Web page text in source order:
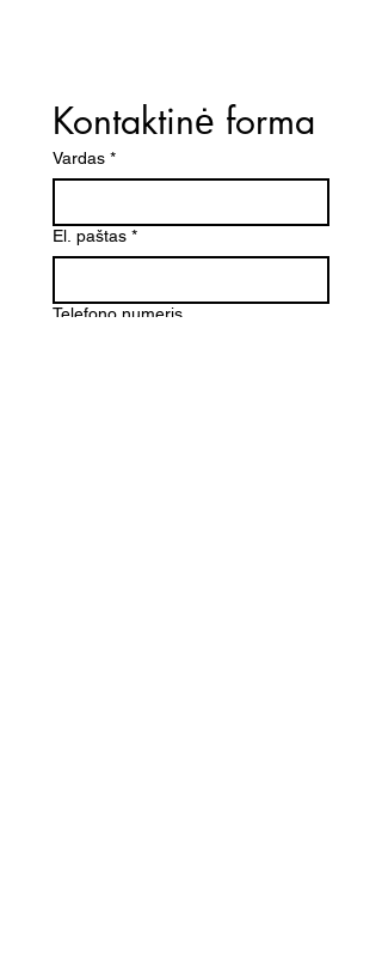
Kontaktinė forma
Vardas *
El. paštas *
Telefono numeris